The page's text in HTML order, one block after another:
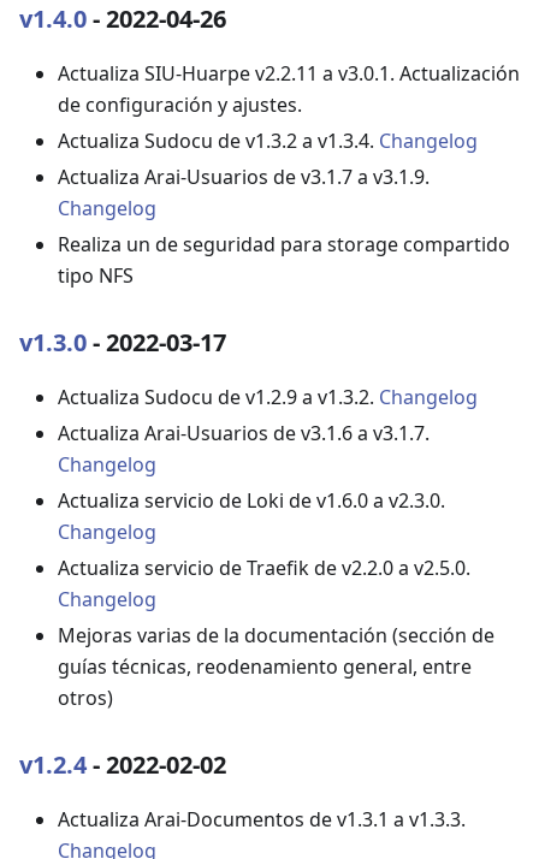
v1.4.0- 2022-04-26
Actualiza SIU-Huarpe v2.2.11 a v3.0.1. Actualización
de configuración y ajustes.
Actualiza Sudocu de v1.3.2 a v1.3.4. Changelog
Actualiza Arai-Usuarios de v3.1.7 a v3.1.9.
Changelog
Realiza un de seguridad para storage compartido
tipo NFS
v1.3.0- 2022-03-17
Actualiza Sudocu de v1.2.9 a v1.3.2. Changelog
Actualiza Arai-Usuarios de v3.1.6 a v3.1.7.
Changelog
Actualiza servicio de Loki de v1.6.0 a v2.3.0.
Changelog
Actualiza servicio de Traefik de v2.2.0 a v2.5.0.
Changelog
Mejoras varias de la documentación (sección de
guías técnicas, reodenamiento general, entre
otros)
v1.2.4- 2022-02-02
Actualiza Arai-Documentos de v1.3.1 a v1.3.3.
Changelog